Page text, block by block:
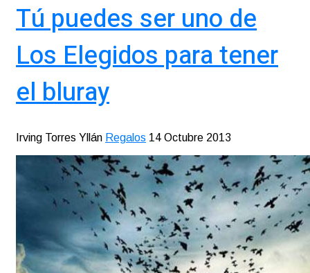
Tú puedes ser uno de
Los Elegidos para tener
el bluray
Irving Torres Yllán Regalos 14 Octubre 2013